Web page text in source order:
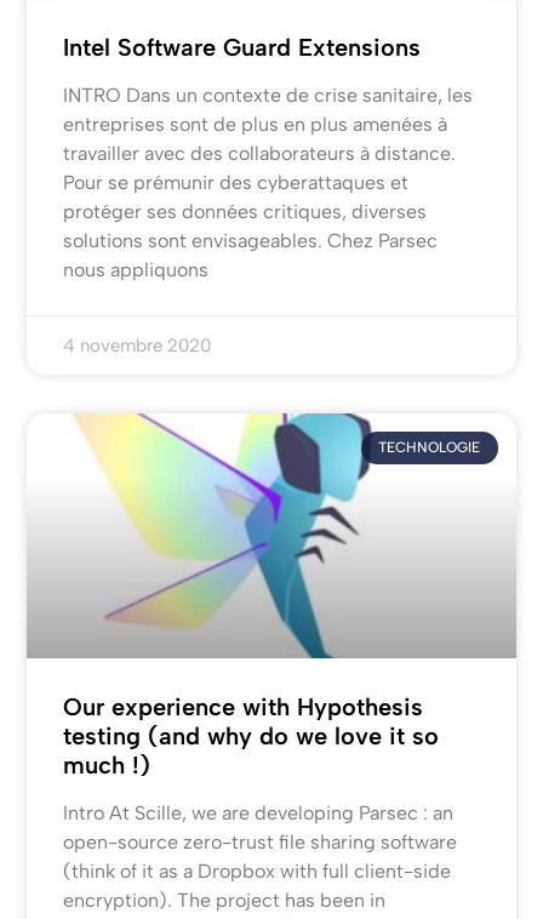
Intel Software Guard Extensions
INTRO Dans un contexte de crise sanitaire, les
entreprises sont de plus en plus amenées à
travailler avec des collaborateurs à distance.
Pour se prémunir des cyberattaques et
protéger ses données critiques, diverses
solutions sont envisageables. Chez Parsec
nous appliquons
4 novembre 2020
TECHNOLOGIE
Our experience with Hypothesis
testing (and why do we love it so
much !)
Intro At Scille, we are developing Parsec : an
open-source zero-trust file sharing software
(think of it as a Dropbox with full client-side
encryption). The project has been in